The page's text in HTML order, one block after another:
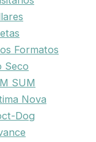
Formatos
Seco
SUM
Nova
Dog